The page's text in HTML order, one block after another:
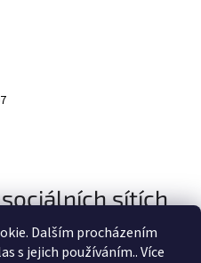
Dalším procházením
s jejich používáním.. Více
sítích